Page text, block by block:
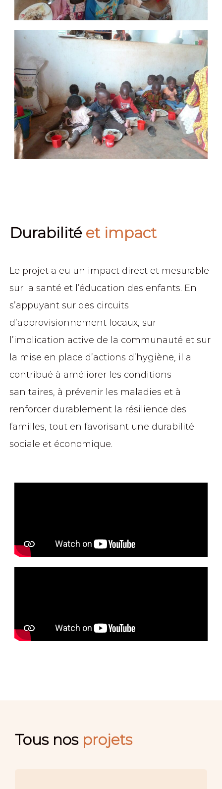
Durabilité et impact
Le projet a eu un impact direct et mesurable
sur la santé et l’éducation des enfants. En
s’appuyant sur des circuits
d’approvisionnement locaux, sur
l’implication active de la communauté et sur
la mise en place d’actions d’hygiène, il a
contribué à améliorer les conditions
sanitaires, à prévenir les maladies et à
renforcer durablement la résilience des
familles, tout en favorisant une durabilité
sociale et économique.
Tous nos projets